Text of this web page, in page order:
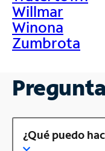
Willmar
Winona
Zumbrota
¿Qué puedo